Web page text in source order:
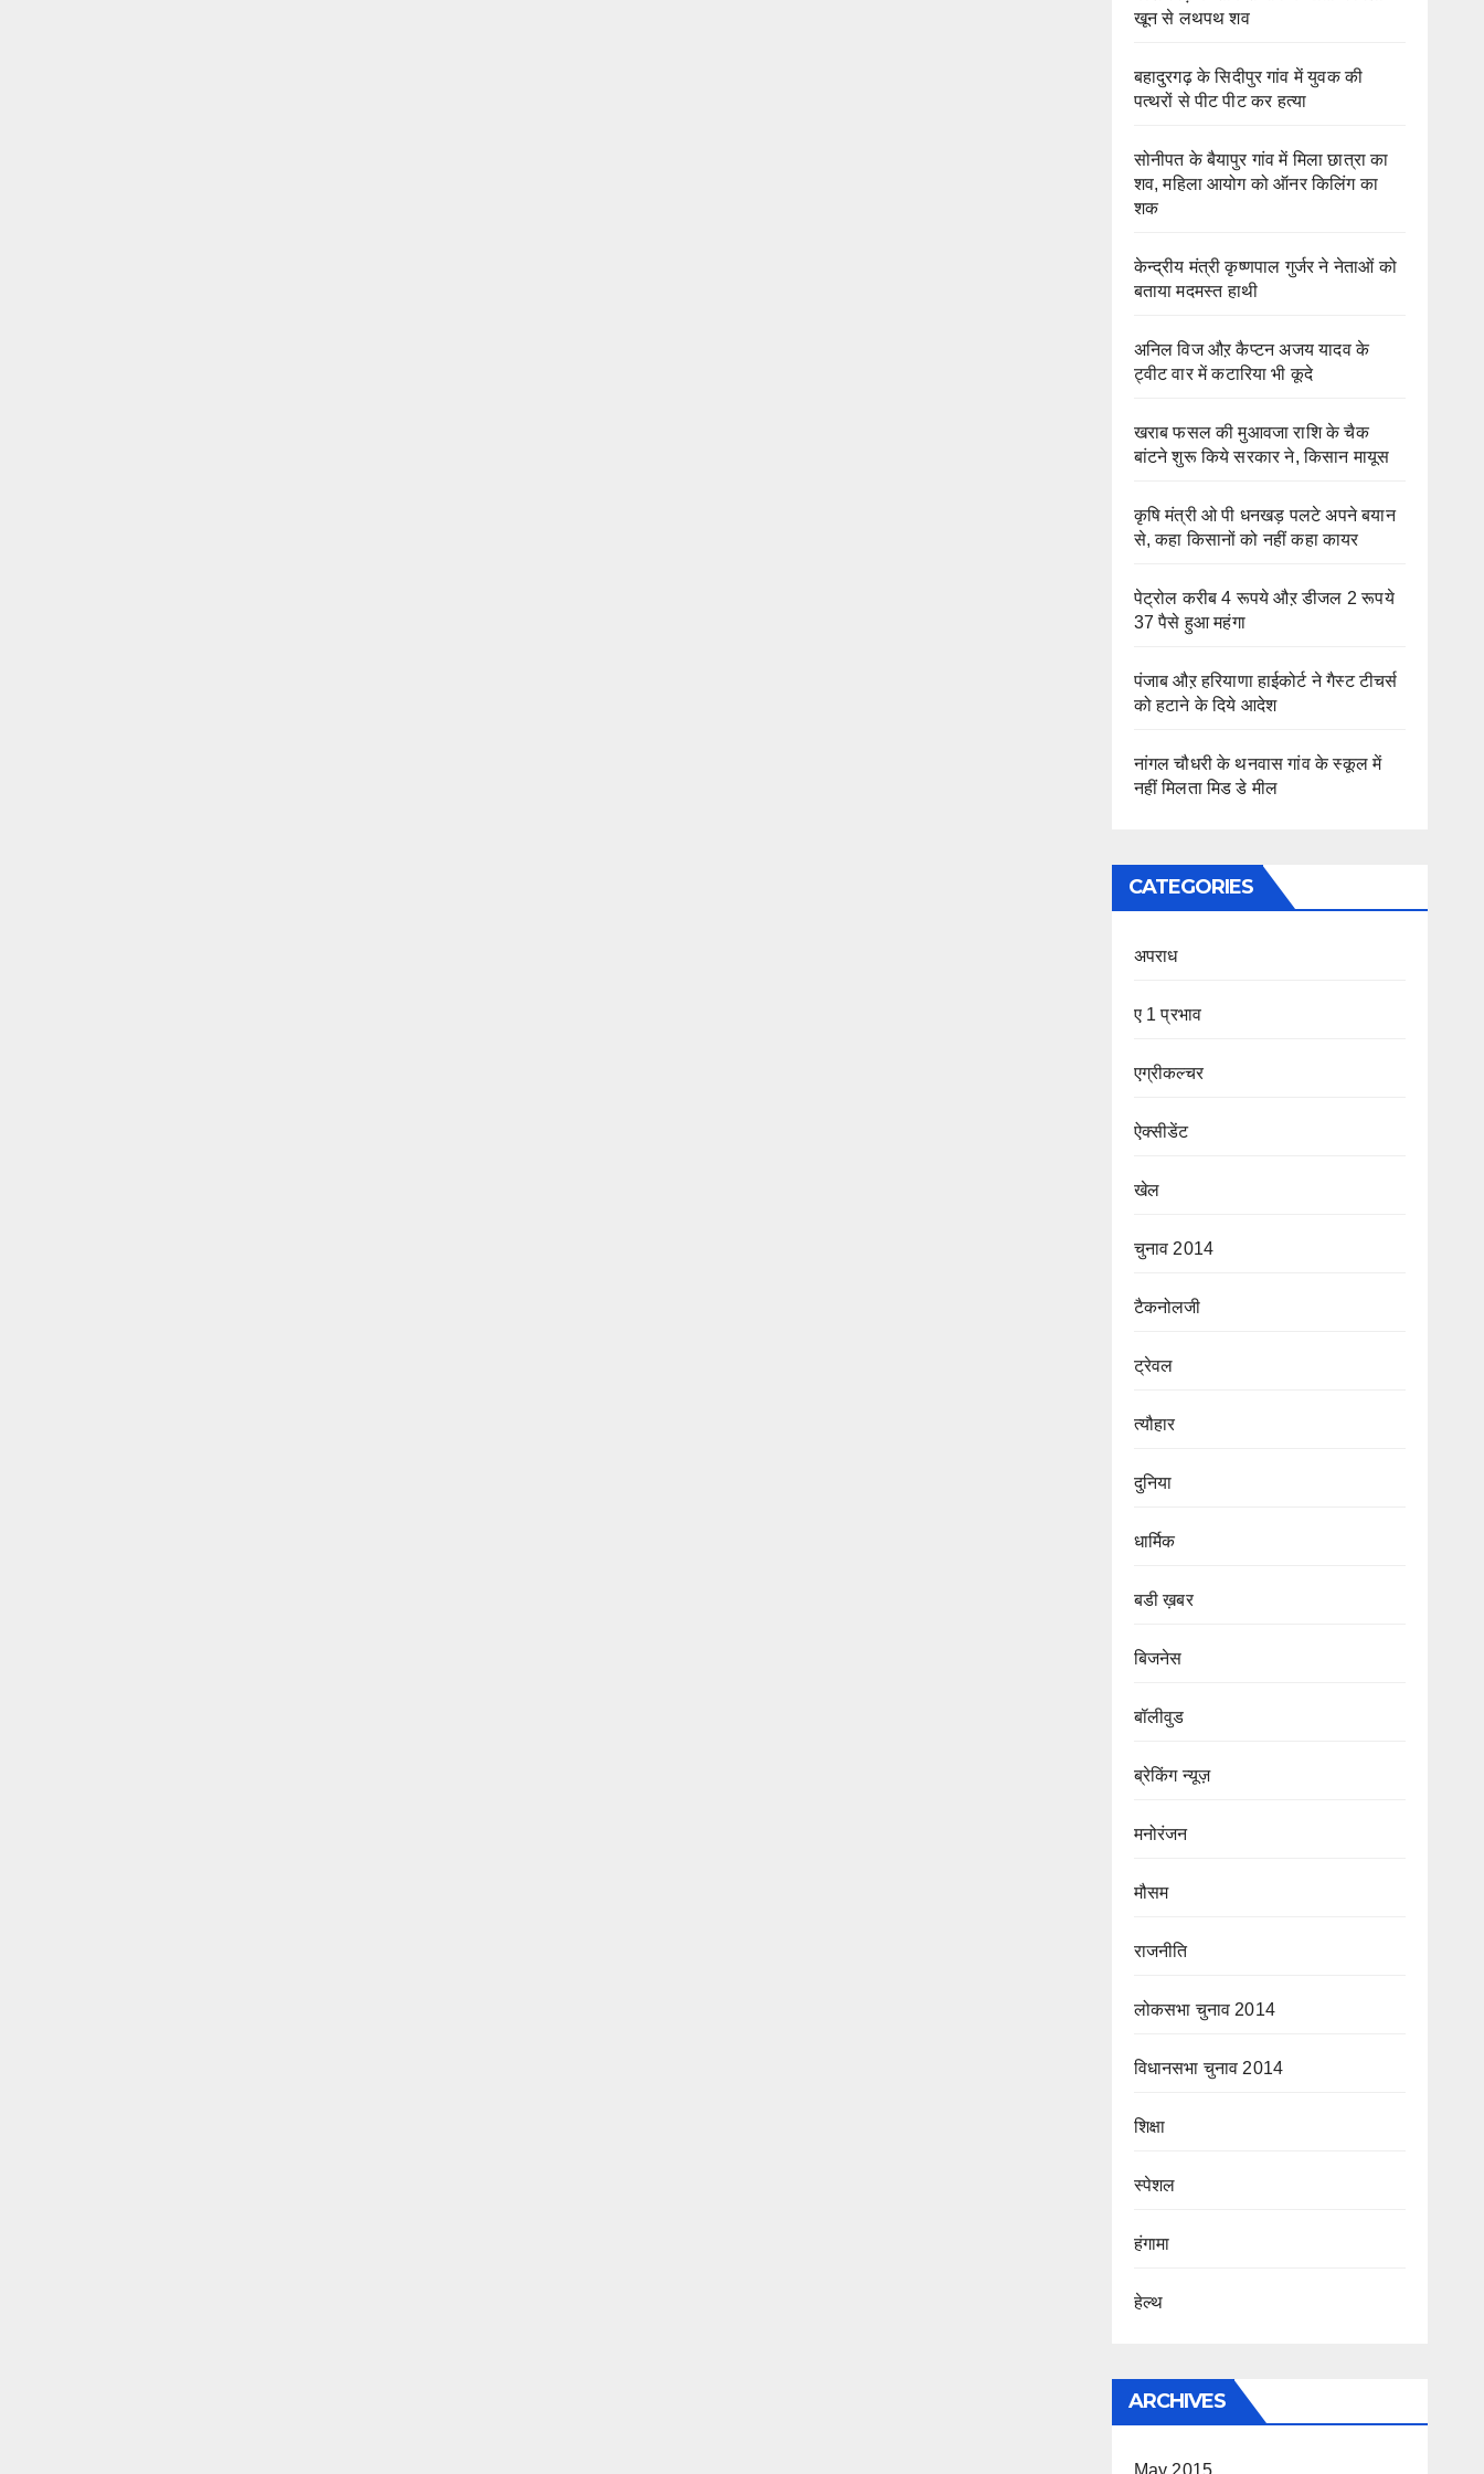
खून से लथपथ शव
बहादुरगढ़ के सिदीपुर गांव में युवक की
पत्थरों से पीट पीट कर हत्या
सोनीपत के बैयापुर गांव में मिला छात्रा का
शव, महिला आयोग को ऑनर किलिंग का
शक
केन्द्रीय मंत्री कृष्णपाल गुर्जर ने नेताओं को
बताया मदमस्त हाथी
अनिल विज औऱ कैप्टन अजय यादव के
ट्वीट वार में कटारिया भी कूदे
खराब फसल की मुआवजा राशि के चैक
बांटने शुरू किये सरकार ने, किसान मायूस
कृषि मंत्री ओ पी धनखड़ पलटे अपने बयान
से, कहा किसानों को नहीं कहा कायर
पेट्रोल करीब 4 रूपये औऱ डीजल 2 रूपये
37 पैसे हुआ महंगा
पंजाब औऱ हरियाणा हाईकोर्ट ने गैस्ट टीचर्स
को हटाने के दिये आदेश
नांगल चौधरी के थनवास गांव के स्कूल में
नहीं मिलता मिड डे मील
CATEGORIES
अपराध
ए 1 प्रभाव
एग्रीकल्चर
ऐक्सीडेंट
खेल
चुनाव 2014
टैकनोलजी
ट्रेवल
त्यौहार
दुनिया
धार्मिक
बडी ख़बर
बिजनेस
बॉलीवुड
ब्रेकिंग न्यूज़
मनोरंजन
मौसम
राजनीति
लोकसभा चुनाव 2014
विधानसभा चुनाव 2014
शिक्षा
स्पेशल
हंगामा
हेल्थ
ARCHIVES
May 2015